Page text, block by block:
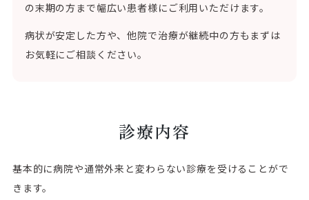
の末期の方まで幅広い患者様にご利用いただけます。
病状が安定した方や、他院で治療が継続中の方もまずは
お気軽にご相談ください。
診療内容
基本的に病院や通常外来と変わらない診療を受けることがで
きます。